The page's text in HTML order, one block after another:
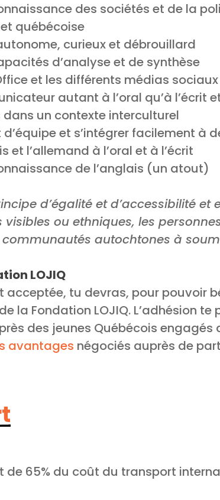
des sociétés et de la
québécoise
curieux et débrouillard
d’analyse et de synthèse
et les différents médias sociaux
autant à l’oral qu’à l’écrit
un contexte interculturel
et s’intégrer facilement à
et l’allemand à l’oral et à l’écrit
de l’anglais (un atout)
d’égalité et d’accessibilité et
visibles ou ethniques, les
autochtones à
LOJIQ
acceptée, tu devras, pour pouvoir
la Fondation LOJIQ. L’adhésion
des jeunes Québécois
avantages négociés auprès de
de 65% du coût du transport